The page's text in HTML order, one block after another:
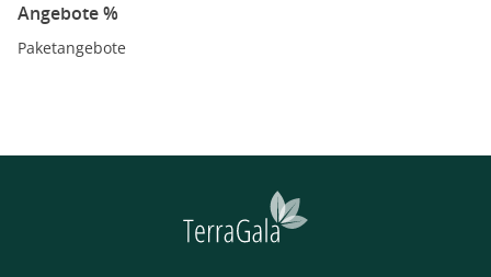
Angebote %
Paketangebote